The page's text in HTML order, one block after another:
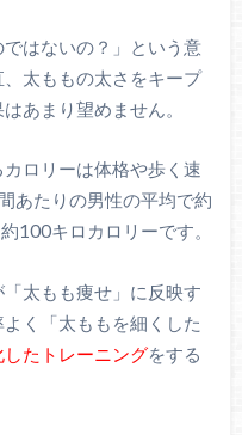
ではないの？」という意
太ももの太さをキープ
あまり望めません。
ロリーは体格や歩く速
あたりの男性の平均で約
100キロカロリーです。
太もも痩せ」に反映す
く「太ももを細くした
たトレーニングをする